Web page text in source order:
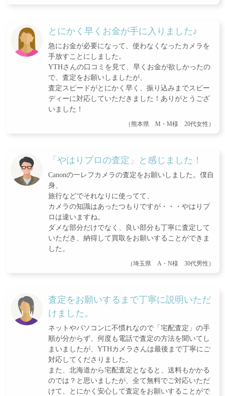
とにかく早くお金が手に入りました♪
急にお金が必要になって、使わなくなったカメラを
手放すことにしました。
YTHさんの口コミを見て、早くお金が欲しかったの
で、査定をお願いしましたが、
査定スピードがとにかく早く、振り込みまでスピー
ディーに対応していただきました！ありがとうござ
いました！
（熊本県 M・M様 20代女性）
「やはりプロの査定」と感じました！
Canonの一レフカメラの査定をお願いしました。僕自
身、
旅行などでそれなりに使ってて、
カメラの知識はあったつもりですが・・・やはりプ
ロは違いますね。
ダメな部分だけでなく、良い部分も丁寧に査定して
いただき、納得して買取をお願いすることができま
した。
（埼玉県 A・N様 30代男性）
査定をお願いするまで丁寧に説明いただ
けました。
ネットやパソコンに不慣れなので「宅配査定」の手
順が分からず、何度も電話で査定の方法を聞いてし
まいましたが、YTHカメラさんは最後まで丁寧にご
対応してくださりました。
また、北海道から宅配査定となると、送料もかかる
のでは？と思いましたが、全て無料でご対応いただ
けて、とにかく安心して査定をお願いすることがで